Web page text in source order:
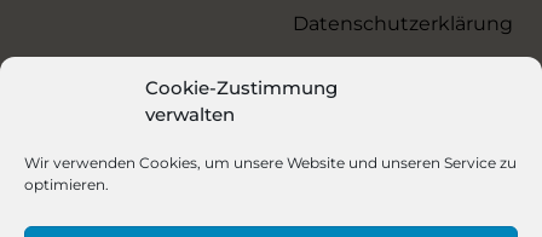
Cookie-Zustimmung
verwalten
Wir verwenden Cookies, um unsere Website und unseren Service zu
optimieren.
Datenschutzerklärung